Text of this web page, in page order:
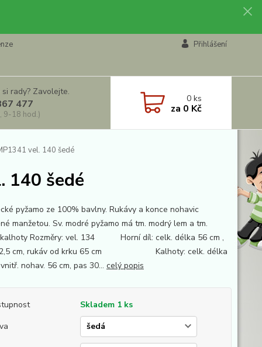
Přihlášení
rady? Zavolejte.
477
9-18 hod.)
0ks
za 0 Kč
vel. 140 šedé
140 šedé
pyžamo ze 100% bavlny. Rukávy a konce nohavic
manžetou. Sv. modré pyžamo má tm. modrý lem a tm.
kalhoty Rozměry: vel. 134 Horní díl: celk. délka 56 cm ,
cm, rukáv od krku 65 cm Kalhoty: celk. délka
nohav. 56 cm, pas 30... celý popis
Skladem 1 ks